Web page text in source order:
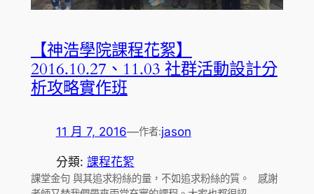
【神浩學院課程花絮】
2016.10.27、11.03 社群活動設計分
析攻略實作班
11 月 7, 2016—作者:jason
分類: 課程花絮
課堂金句 與其追求粉絲的量，不如追求粉絲的質。 感謝